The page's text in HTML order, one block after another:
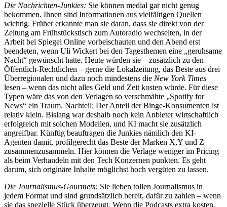
Die Nachrichten-Junkies: Sie können medial gar nicht genug
bekommen. Ihnen sind Informationen aus vielfältigen Quellen
wichtig. Früher erkannte man sie daran, dass sie direkt von der
Zeitung am Frühstückstisch zum Autoradio wechselten, in der
Arbeit bei Spiegel Online vorbeischauten und den Abend erst
beendeten, wenn Uli Wickert bei den Tagesthemen eine „geruhsame
Nacht“ gewünscht hatte. Heute würden sie – zusätzlich zu den
Öffentlich-Rechtlichen – gerne die Lokalzeitung, das Beste aus drei
Überregionalen und dazu noch mindestens die New York Times
lesen – wenn das nicht alles Geld und Zeit kosten würde. Für diese
Typen wäre das von den Verlagen so verschmähte „Spotify for
News“ ein Traum. Nachteil: Der Anteil der Binge-Konsumenten ist
relativ klein. Bislang war deshalb noch kein Anbieter wirtschaftlich
erfolgreich mit solchen Modellen, und KI macht sie zusätzlich
angreifbar. Künftig beauftragen die Junkies nämlich den KI-
Agenten damit, profilgerecht das Beste der Marken X,Y und Z
zusammenzusammeln. Hier können die Verlage weniger im Pricing
als beim Verhandeln mit den Tech Konzernen punkten. Es geht
darum, sich originäre Inhalte möglichst hoch vergüten zu lassen.
Die Journalismus-Gourmets: Sie lieben tollen Journalismus in
jedem Format und sind grundsätzlich bereit, dafür zu zahlen – wenn
sie das spezielle Stück überzeugt. Wenn die Podcasts extra kosten,